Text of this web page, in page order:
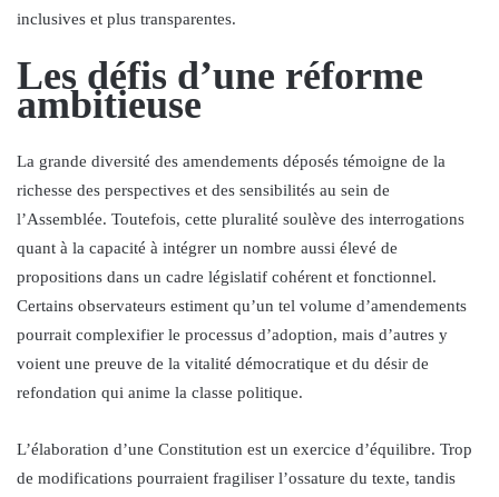
inclusives et plus transparentes.
Les défis d’une réforme
ambitieuse
La grande diversité des amendements déposés témoigne de la
richesse des perspectives et des sensibilités au sein de
l’Assemblée. Toutefois, cette pluralité soulève des interrogations
quant à la capacité à intégrer un nombre aussi élevé de
propositions dans un cadre législatif cohérent et fonctionnel.
Certains observateurs estiment qu’un tel volume d’amendements
pourrait complexifier le processus d’adoption, mais d’autres y
voient une preuve de la vitalité démocratique et du désir de
refondation qui anime la classe politique.
L’élaboration d’une Constitution est un exercice d’équilibre. Trop
de modifications pourraient fragiliser l’ossature du texte, tandis